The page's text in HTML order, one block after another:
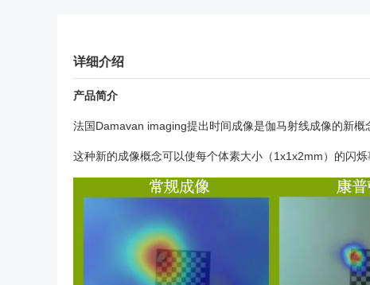
详细介绍
产品简介
法国Damavan imaging提出时间成像是伽马射线成像的新
这种新的成像概念可以使每个体素大小（1x1x2mm）的闪烁